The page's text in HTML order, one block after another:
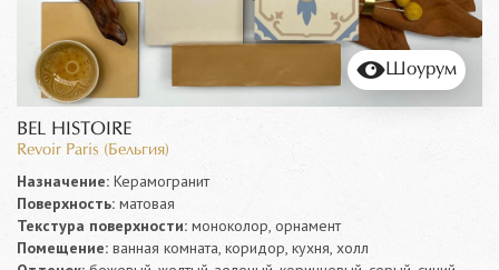
Шоурум
BEL HISTOIRE
Revoir Paris (Бельгия)
Назначение: Керамогранит
Поверхность: матовая
Текстура поверхности: моноколор, орнамент
Помещение: ванная комната, коридор, кухня, холл